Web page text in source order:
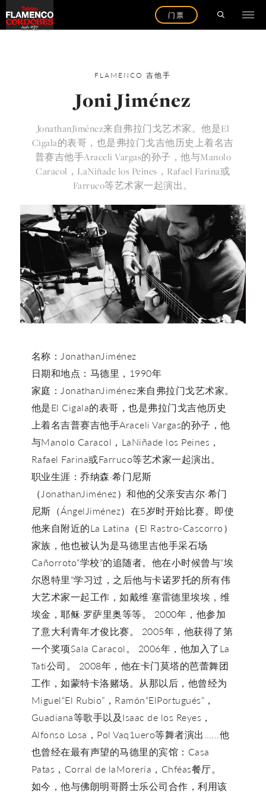
门票
返回艺术家
FLAMENCO吉他手
Joni Jiménez
JonathanJiménez来自弗拉门戈艺术家。他是El
Cigala的表哥，也是弗拉门戈吉他历史上着名吉
普赛吉他手Araceli Vargas的孙子，他与Manolo
Caracol，LaNiñade los Peines，Rafael Farina或
Farruco等艺术家一起演出。
名称：JonathanJiménez
日期和地点：马德里，1990年
家庭：JonathanJiménez来自弗拉门戈艺术家。
他是El Cigala的表哥，也是弗拉门戈吉他历史
上着名吉普赛吉他手Araceli Vargas的孙子，他
与Manolo Caracol，LaNiñade los Peines，
Rafael Farina或Farruco等艺术家一起演出。
职业生涯：乔纳森·希门尼斯
（JonathanJiménez）和他的父亲安吉尔·希门
尼斯（ÁngelJiménez）在5岁时开始比赛。即使
他来自附近的La Latina（El Rastro-Cascorro）
家族，他也被认为是马德里吉他手采石场
Cañorroto“学校”的追随者。他在小时候曾与“埃
尔恩特里”学习过，之后他与卡诺罗托的所有伟
大艺术家一起工作，如戴维·塞雷德里埃埃，维
埃金，耶稣·罗萨里奥等等。 2000年，他参加
了意大利青年才俊比赛。 2005年，他获得了第
一个奖项Sala Caracol。 2006年，他加入了La
Tati公司。 2008年，他在卡门莫塔的芭蕾舞团
工作，如蒙特卡洛赌场。从那以后，他曾经为
Miguel“El Rubio”，Ramón“ElPortugués”，
Guadiana等歌手以及Isaac de los Reyes，
Alfonso Losa，Pol Vaq1uero等舞者演出.​​…..他
也曾经在最有声望的马德里的宾馆：Casa
Patas，Corral de laMorería，Chféas餐厅。
如今，他与佛朗明哥爵士乐公司合作，利用该